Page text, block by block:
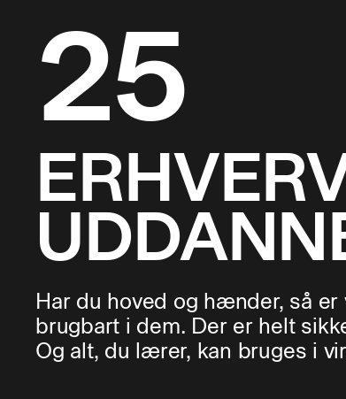
25
Har du hoved og hænder, så
brugbart i dem. Der er helt
Og alt, du lærer, kan bruges i